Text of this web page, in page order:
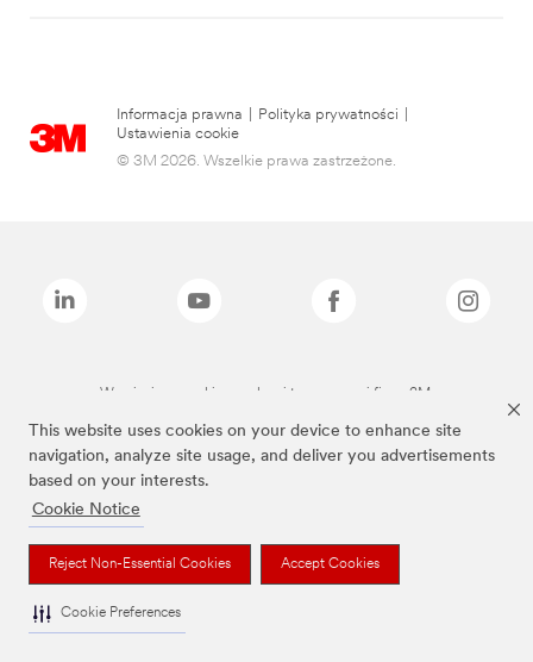
This website uses cookies on your device to enhance site
navigation, analyze site usage, and deliver you advertisements
based on your interests.
Cookie Notice
Reject Non-Essential Cookies Accept Cookies
Cookie Preferences
Informacja prawna Polityka prywatności
Ustawienia cookie
© 3M 2026. Wszelkie prawa zastrzeżone.
Wymienione marki są znakami towarowymi firmy 3M.